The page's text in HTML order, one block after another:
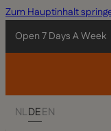
Zum Hauptinhalt
Open 7 Days A Week
NLDEEN